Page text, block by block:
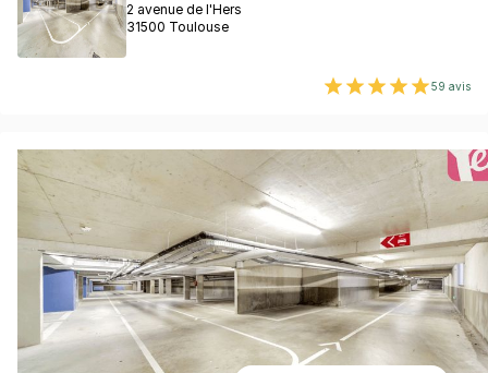
2 avenue de l'Hers
31500 Toulouse
59 avis